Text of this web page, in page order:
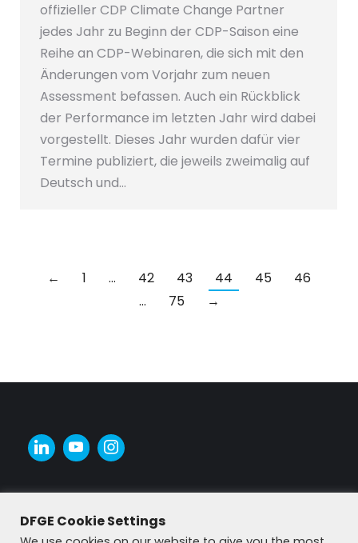
offizieller CDP Climate Change Partner
jedes Jahr zu Beginn der CDP-Saison eine
Reihe an CDP-Webinaren, die sich mit den
Änderungen vom Vorjahr zum neuen
Assessment befassen. Auch ein Rückblick
der Performance im letzten Jahr wird dabei
vorgestellt. Dieses Jahr wurden dafür vier
Termine publiziert, die jeweils zweimalig auf
Deutsch und…
← 1 … 42 43 44 45
46
…
75 →
DFGE Cookie Settings